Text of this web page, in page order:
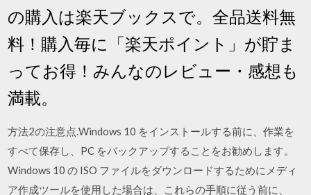
の購入は楽天ブックスで。全品送料無
料！購入毎に「楽天ポイント」が貯ま
ってお得！みんなのレビュー・感想も
満載。
方法2の注意点.Windows 10 をインストールする前に、作業を
すべて保存し、PC をバックアップすることをお勧めします。
Windows 10 の ISO ファイルをダウンロードするためにメディ
ア作成ツールを使用した場合は、これらの手順に従う前に、